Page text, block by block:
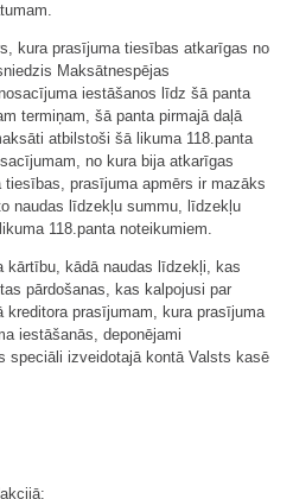
kura prasījuma tiesības atkarīgas no
Maksātnespējas
iestāšanos līdz šā panta
termiņam, šā panta pirmajā daļā
atbilstoši šā likuma 118.panta
no kura bija atkarīgas
tiesības, prasījuma apmērs ir mazāks
naudas līdzekļu summu, līdzekļu
118.panta noteikumiem.
kārtību, kādā naudas līdzekļi, kas
pārdošanas, kas kalpojusi par
kreditora prasījumam, kura prasījuma
iestāšanās, deponējami
speciāli izveidotajā kontā Valsts kasē